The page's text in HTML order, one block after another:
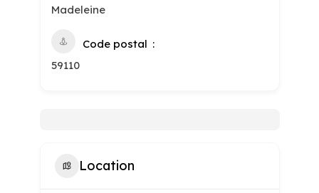
Madeleine
Code postal
59110
Location